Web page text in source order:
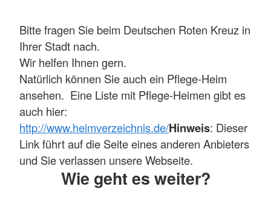
Bitte fragen Sie beim Deutschen Roten Kreuz in
Ihrer Stadt nach.
Wir helfen Ihnen gern.
Natürlich können Sie auch ein Pflege-Heim
ansehen. Eine Liste mit Pflege-Heimen gibt es
auch hier:
http://www.heimverzeichnis.de/Hinweis: Dieser
Link führt auf die Seite eines anderen Anbieters
und Sie verlassen unsere Webseite.
Wie geht es weiter?